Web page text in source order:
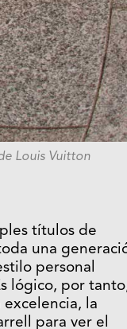
Louis Vuitton
títulos de
una
personal
lógico, por
la
para ver el